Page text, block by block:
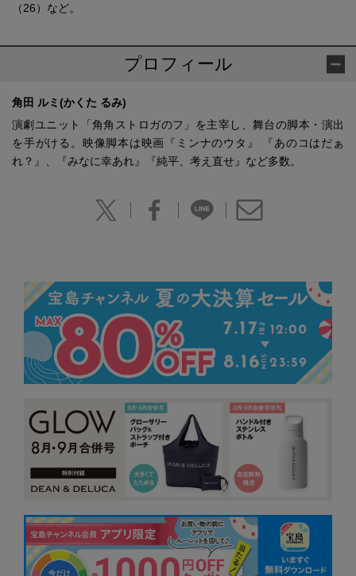
（26）など。
プロフィール
角田 ルミ(かくた るみ)
演劇ユニット「角角ストロガのフ」を主宰し、舞台の脚本・演出
を手がける。映像脚本は映画『ミンナのウタ』 『あのコはだぁ
れ？』、『みなに幸あれ』『純平、考え直せ』など多数。